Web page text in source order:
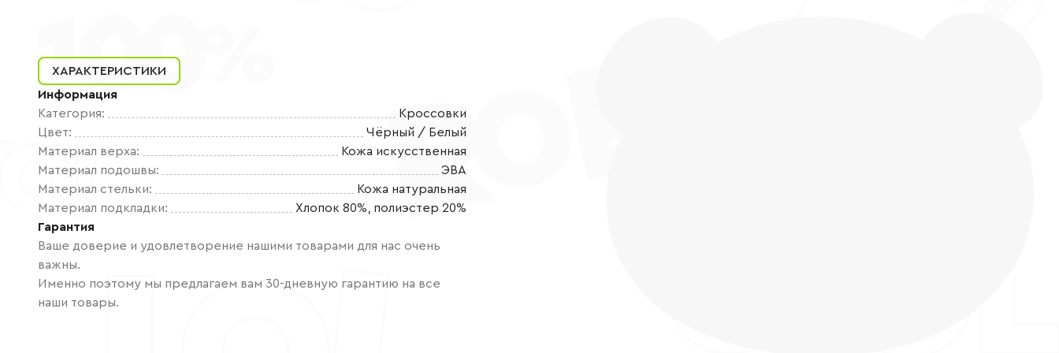
ХАРАКТЕРИСТИКИ
Информация
Категория:
Кроссовки
Цвет:
Чёрный / Белый
Материал верха:
Кожа искусственная
Материал подошвы:
ЭВА
Материал стельки:
Кожа натуральная
Материал подкладки:
Хлопок 80%, полиэстер 20%
Гарантия
Ваше доверие и удовлетворение нашими товарами для нас очень
важны.
Именно поэтому мы предлагаем вам 30-дневную гарантию на все
наши товары.